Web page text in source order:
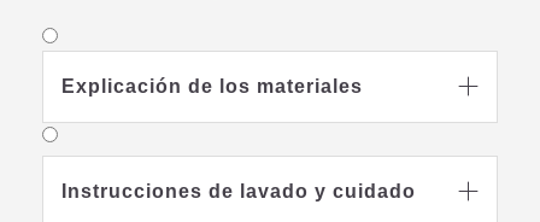
Explicación de los materiales 
Instrucciones de lavado y cuidado 